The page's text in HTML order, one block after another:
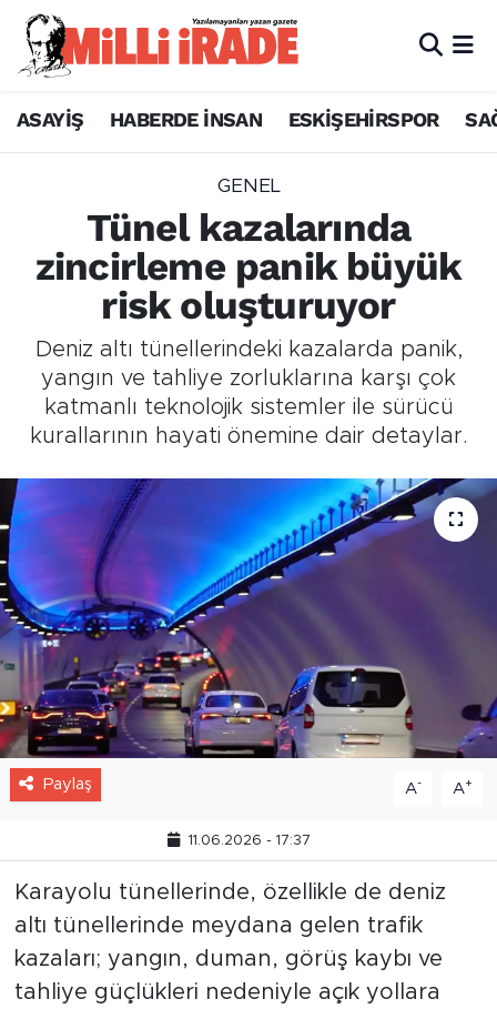
ASAYİŞ HABERDE İNSAN ESKİŞEHİRSPOR
GENEL
Tünel kazalarında
zincirleme panik büyük
risk oluşturuyor
Deniz altı tünellerindeki kazalarda panik,
yangın ve tahliye zorluklarına karşı çok
katmanlı teknolojik sistemler ile sürücü
kurallarının hayati önemine dair detaylar.
Paylaş A- A+
11.06.2026 - 17:37
Karayolu tünellerinde, özellikle de deniz
altı tünellerinde meydana gelen trafik
kazaları; yangın, duman, görüş kaybı ve
tahliye güçlükleri nedeniyle açık yollara